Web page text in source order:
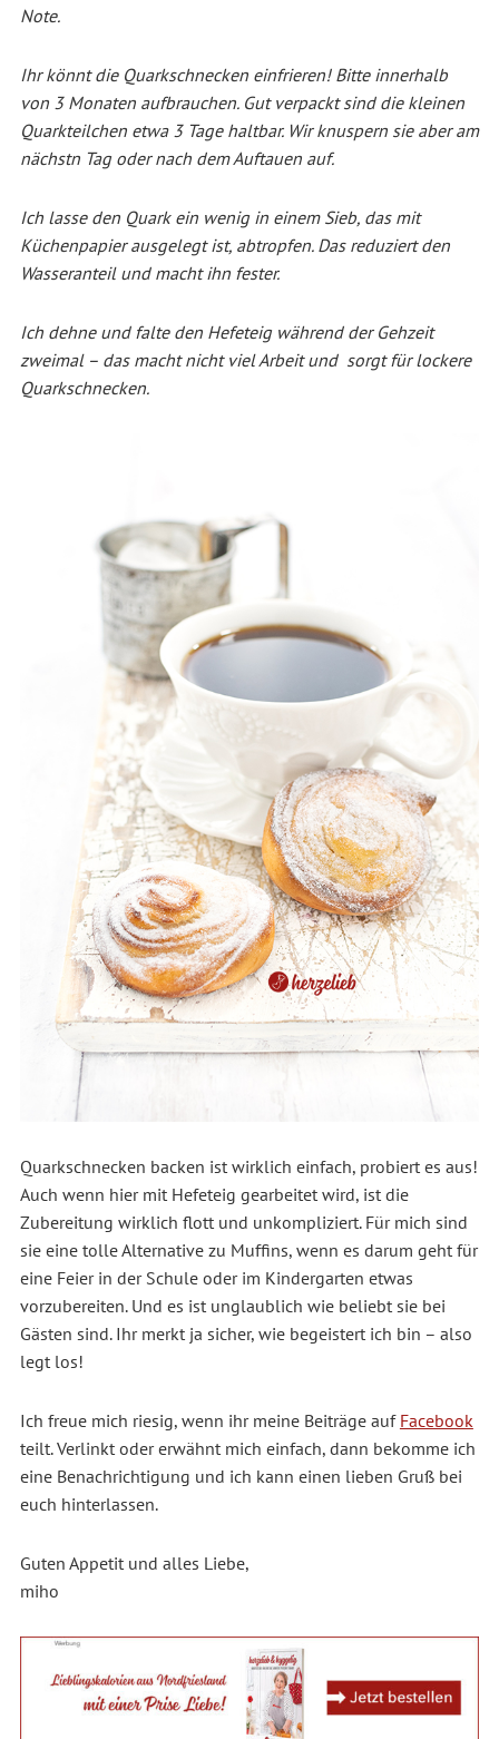
Note.
Ihr könnt die Quarkschnecken einfrieren! Bitte innerhalb
von 3 Monaten aufbrauchen. Gut verpackt sind die kleinen
Quarkteilchen etwa 3 Tage haltbar. Wir knuspern sie aber am
nächstn Tag oder nach dem Auftauen auf.
Ich lasse den Quark ein wenig in einem Sieb, das mit
Küchenpapier ausgelegt ist, abtropfen. Das reduziert den
Wasseranteil und macht ihn fester.
Ich dehne und falte den Hefeteig während der Gehzeit
zweimal – das macht nicht viel Arbeit und sorgt für lockere
Quarkschnecken.
Quarkschnecken backen ist wirklich einfach, probiert es aus!
Auch wenn hier mit Hefeteig gearbeitet wird, ist die
Zubereitung wirklich flott und unkompliziert. Für mich sind
sie eine tolle Alternative zu Muffins, wenn es darum geht für
eine Feier in der Schule oder im Kindergarten etwas
vorzubereiten. Und es ist unglaublich wie beliebt sie bei
Gästen sind. Ihr merkt ja sicher, wie begeistert ich bin – also
legt los!
Ich freue mich riesig, wenn ihr meine Beiträge auf Facebook
teilt. Verlinkt oder erwähnt mich einfach, dann bekomme ich
eine Benachrichtigung und ich kann einen lieben Gruß bei
euch hinterlassen.
Guten Appetit und alles Liebe,
miho